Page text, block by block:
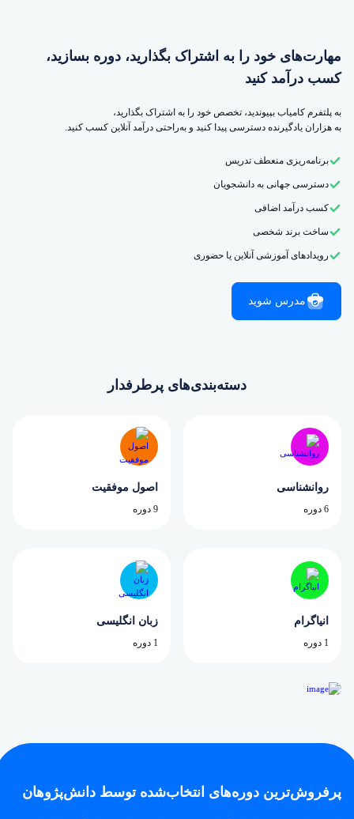
مهارت‌های خود را به اشتراک بگذارید، دوره بسازید،
کسب درآمد کنید
به پلتفرم کامیاب بپیوندید، تخصص خود را به اشتراک بگذارید،
به هزاران یادگیرنده دسترسی پیدا کنید و به‌راحتی درآمد آنلاین کسب کنید.
برنامه‌ریزی منعطف تدریس
دسترسی جهانی به دانشجویان
کسب درآمد اضافی
ساخت برند شخصی
رویدادهای آموزشی آنلاین یا حضوری
مدرس شوید
دسته‌بندی‌های پرطرفدار
روانشناسی
6 دوره
اصول موفقیت
9 دوره
انیاگرام
1 دوره
زبان انگلیسی
1 دوره
پرفروش‌ترین‌ دوره‌های انتخاب‌شده توسط دانش‌پژوهان